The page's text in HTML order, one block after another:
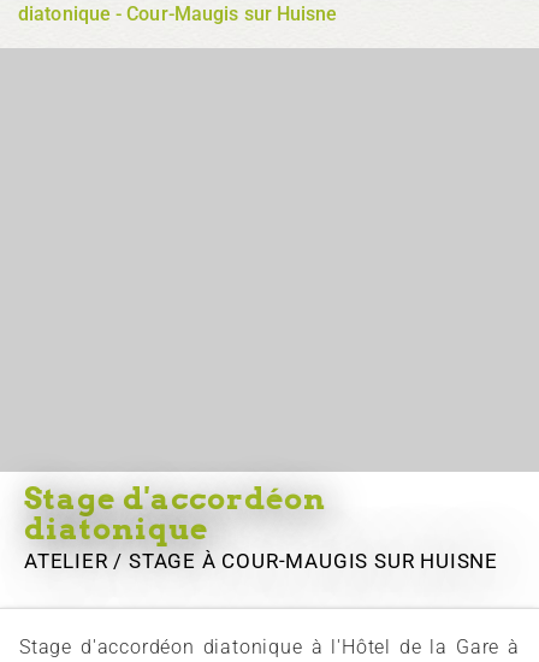
diatonique - Cour-Maugis sur Huisne
Stage d'accordéon
diatonique
ATELIER / STAGE À COUR-MAUGIS SUR HUISNE
Stage d'accordéon diatonique à l'Hôtel de la Gare à